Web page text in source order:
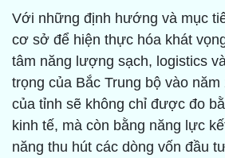
Với những định hướng và mục
cơ sở để hiện thực hóa khát
tâm năng lượng sạch, logistics
trọng của Bắc Trung bộ vào
của tỉnh sẽ không chỉ được đo
kinh tế, mà còn bằng năng lực
năng thu hút các dòng vốn đầu